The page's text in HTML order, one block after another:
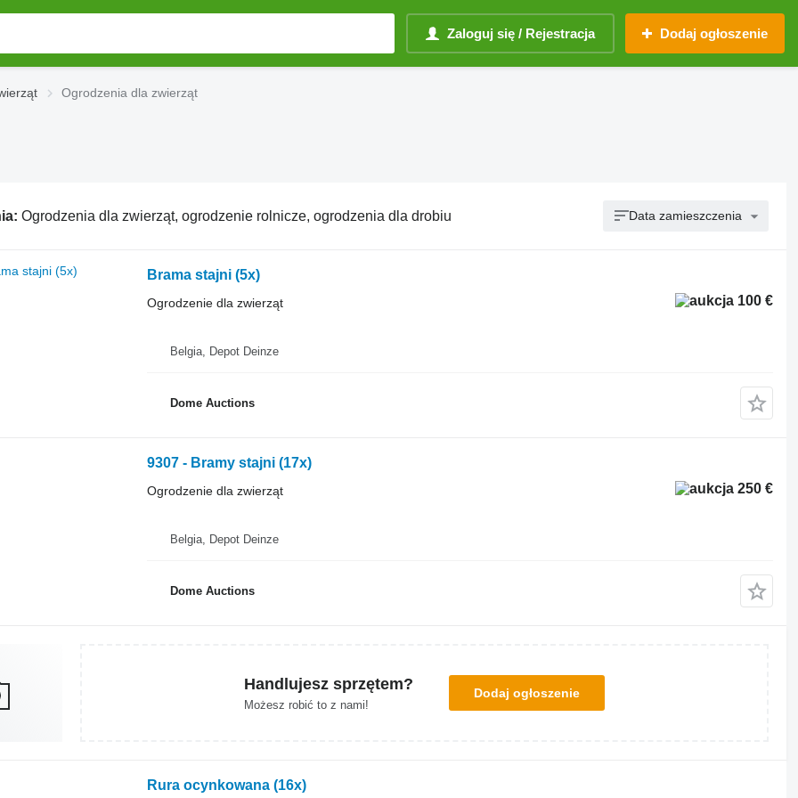
Zaloguj się / Rejestracja Dodaj ogłoszenie
Ogrodzenia dla zwierząt
Ogrodzenia dla zwierząt, ogrodzenie rolnicze, ogrodzenia dla drobiu Data zamieszczenia
Brama stajni (5x)
100 €
Ogrodzenie dla zwierząt
Belgia, Depot Deinze
Dome Auctions
9307 - Bramy stajni (17x)
250 €
Ogrodzenie dla zwierząt
Belgia, Depot Deinze
Dome Auctions
Handlujesz sprzętem?
Możesz robić to z nami!
Dodaj ogłoszenie
Rura ocynkowana (16x)